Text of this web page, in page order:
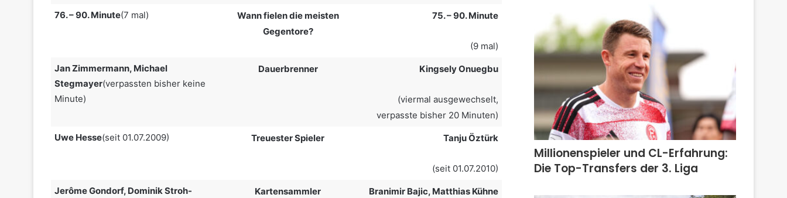
76. – 90. Minute(7 mal)
Wann fielen die meisten
Gegentore?
75. – 90. Minute
(9 mal)
Jan Zimmermann, Michael
Stegmayer(verpassten bisher keine
Minute)
Dauerbrenner Kingsely Onuegbu
(viermal ausgewechselt,
verpasste bisher 20 Minuten)
Uwe Hesse(seit 01.07.2009) Treuester Spieler Tanju Öztürk
(seit 01.07.2010)
Jerôme Gondorf, Dominik Stroh-
Kartensammler Branimir Bajic, Matthias Kühne
Millionenspieler und CL-Erfahrung:
Die Top-Transfers der 3. Liga